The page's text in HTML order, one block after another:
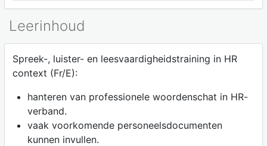
Leerinhoud
Spreek-, luister- en leesvaardigheidstraining in HR
context (Fr/E):
hanteren van professionele woordenschat in HR-
verband.
vaak voorkomende personeelsdocumenten
kunnen invullen.